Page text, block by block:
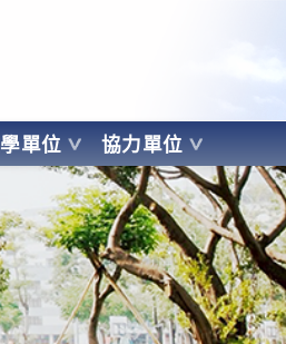
單位 協力單位